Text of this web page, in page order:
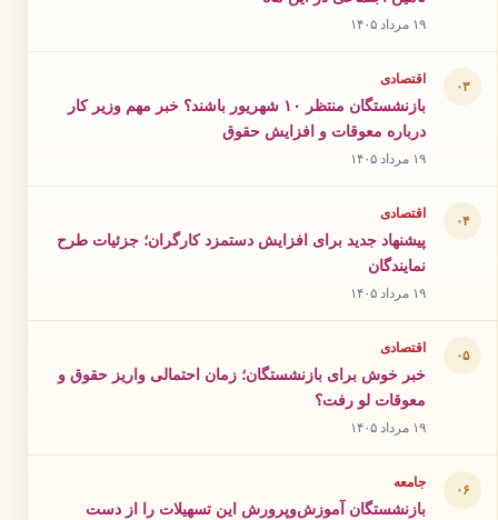
۱۹ مرداد ۱۴۰۵
۰۳ اقتصادی
بازنشستگان منتظر ۱۰ شهریور باشند؟ خبر مهم وزیر کار
درباره معوقات و افزایش حقوق
۱۹ مرداد ۱۴۰۵
۰۴ اقتصادی
پیشنهاد جدید برای افزایش دستمزد کارگران؛ جزئیات طرح
نمایندگان
۱۹ مرداد ۱۴۰۵
۰۵ اقتصادی
خبر خوش برای بازنشستگان؛ زمان احتمالی واریز حقوق و
معوقات لو رفت؟
۱۹ مرداد ۱۴۰۵
۰۶ جامعه
بازنشستگان آموزش‌وپرورش این تسهیلات را از دست